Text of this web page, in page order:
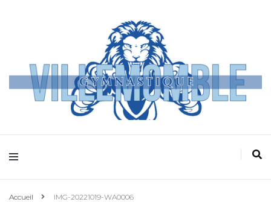
Villemomble
Gymnastique
Accueil IMG-20221019-WA0006